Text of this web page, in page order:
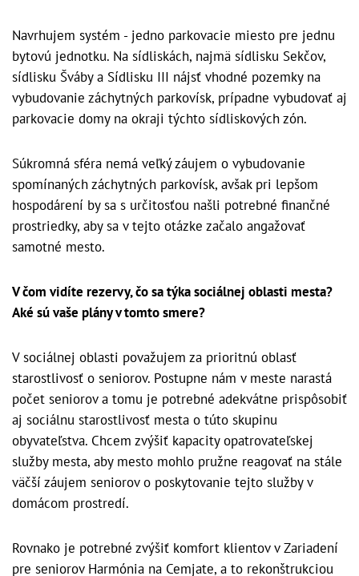
Navrhujem systém - jedno parkovacie miesto pre jednu
bytovú jednotku. Na sídliskách, najmä sídlisku Sekčov,
sídlisku Šváby a Sídlisku III nájsť vhodné pozemky na
vybudovanie záchytných parkovísk, prípadne vybudovať aj
parkovacie domy na okraji týchto sídliskových zón.
Súkromná sféra nemá veľký záujem o vybudovanie
spomínaných záchytných parkovísk, avšak pri lepšom
hospodárení by sa s určitosťou našli potrebné finančné
prostriedky, aby sa v tejto otázke začalo angažovať
samotné mesto.
V čom vidíte rezervy, čo sa týka sociálnej oblasti mesta?
Aké sú vaše plány v tomto smere?
V sociálnej oblasti považujem za prioritnú oblasť
starostlivosť o seniorov. Postupne nám v meste narastá
počet seniorov a tomu je potrebné adekvátne prispôsobiť
aj sociálnu starostlivosť mesta o túto skupinu
obyvateľstva. Chcem zvýšiť kapacity opatrovateľskej
služby mesta, aby mesto mohlo pružne reagovať na stále
väčší záujem seniorov o poskytovanie tejto služby v
domácom prostredí.
Rovnako je potrebné zvýšiť komfort klientov v Zariadení
pre seniorov Harmónia na Cemjate, a to rekonštrukciou